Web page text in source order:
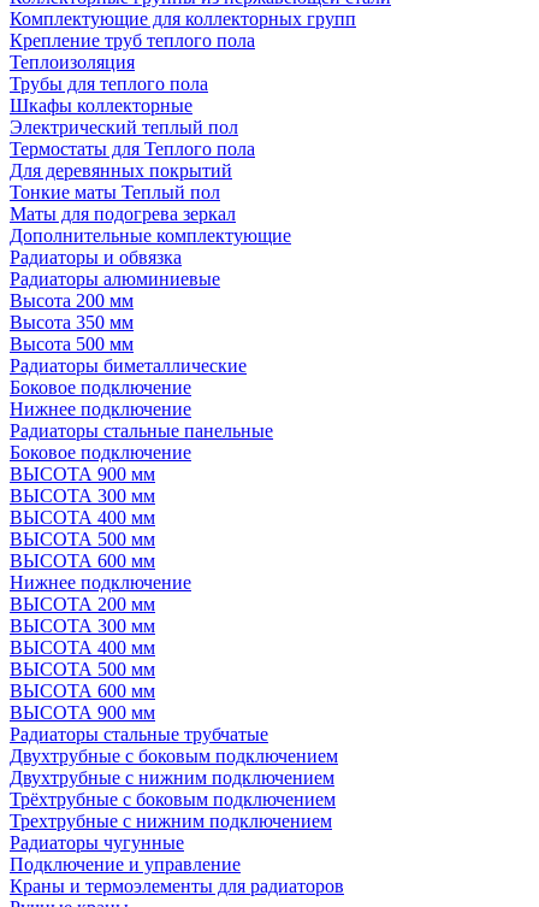
Комплектующие для коллекторных групп
Крепление труб теплого пола
Теплоизоляция
Трубы для теплого пола
Шкафы коллекторные
Электрический теплый пол
Термостаты для Теплого пола
Для деревянных покрытий
Тонкие маты Теплый пол
Маты для подогрева зеркал
Дополнительные комплектующие
Радиаторы и обвязка
Радиаторы алюминиевые
Высота 200 мм
Высота 350 мм
Высота 500 мм
Радиаторы биметаллические
Боковое подключение
Нижнее подключение
Радиаторы стальные панельные
Боковое подключение
ВЫСОТА 900 мм
ВЫСОТА 300 мм
ВЫСОТА 400 мм
ВЫСОТА 500 мм
ВЫСОТА 600 мм
Нижнее подключение
ВЫСОТА 200 мм
ВЫСОТА 300 мм
ВЫСОТА 400 мм
ВЫСОТА 500 мм
ВЫСОТА 600 мм
ВЫСОТА 900 мм
Радиаторы стальные трубчатые
Двухтрубные с боковым подключением
Двухтрубные с нижним подключением
Трёхтрубные с боковым подключением
Трехтрубные с нижним подключением
Радиаторы чугунные
Подключение и управление
Краны и термоэлементы для радиаторов